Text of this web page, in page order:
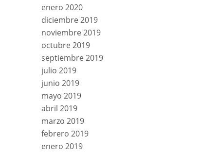
enero 2020
diciembre 2019
noviembre 2019
octubre 2019
septiembre 2019
julio 2019
junio 2019
mayo 2019
abril 2019
marzo 2019
febrero 2019
enero 2019